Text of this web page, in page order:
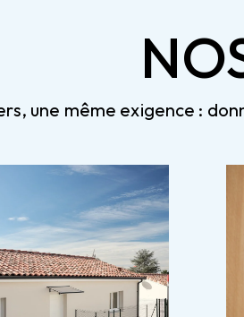
une même exigence :